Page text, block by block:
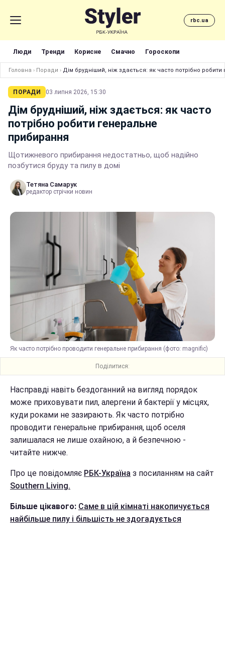
rbc.ua
Люди Тренди Корисне Смачно Гороскопи
Головна › Поради › Дім брудніший, ніж здається: як часто потрібно
ПОРАДИ 03 липня 2026, 15:30
Дім брудніший, ніж здається: як часто
потрібно робити генеральне
прибирання
Щотижневого прибирання недостатньо, щоб надійно
позбутися бруду та пилу в домі
Тетяна Самарук
редактор стрічки новин
Як часто потрібно проводити генеральне прибирання (фото: magnific)
Поділитися:
Насправді навіть бездоганний на вигляд порядок
може приховувати пил, алергени й бактерії у місцях,
куди роками не зазирають. Як часто потрібно
проводити генеральне прибирання, щоб оселя
залишалася не лише охайною, а й безпечною -
читайте нижче.
Про це повідомляє РБК-Україна з посиланням на сайт
Southern Living.
Більше цікавого: Саме в цій кімнаті накопичується
найбільше пилу і більшість не здогадується